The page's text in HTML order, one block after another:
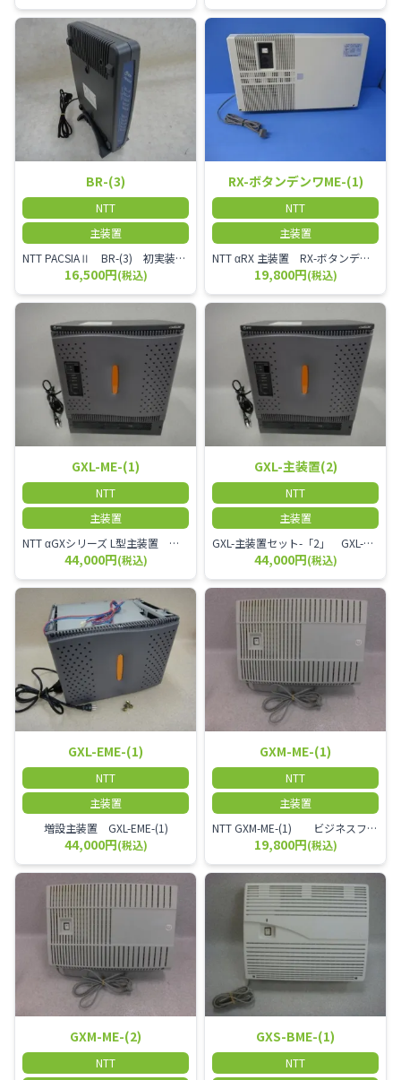
BR-(3)
NTT
主装置
NTT PACSIAⅡ BR-(3) 初実装（内線×8 アナログ端末×2 ISDN回線×2 アナログ回線×1）
16,500円(税込)
RX-ボタンデンワME-(1)
NTT
主装置
NTT αRX 主装置 RX-ボタンデンワME-(1)
19,800円(税込)
GXL-ME-(1)
NTT
主装置
NTT αGXシリーズ L型主装置 GXL-ME-(1)
44,000円(税込)
GXL-主装置(2)
NTT
主装置
GXL-主装置セット-「2」 GXL-主装置(2)
44,000円(税込)
GXL-EME-(1)
NTT
主装置
増設主装置 GXL-EME-(1)
44,000円(税込)
GXM-ME-(1)
NTT
主装置
NTT GXM-ME-(1) ビジネスフォン用主装置 2名～30名規模のオフィスに適しています。
19,800円(税込)
GXM-ME-(2)
NTT
GXS-BME-(1)
NTT